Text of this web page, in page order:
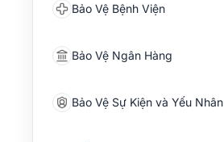
Bảo Vệ Bệnh Viện
Bảo Vệ Ngân Hàng
Bảo Vệ Sự Kiện và Yếu Nhân